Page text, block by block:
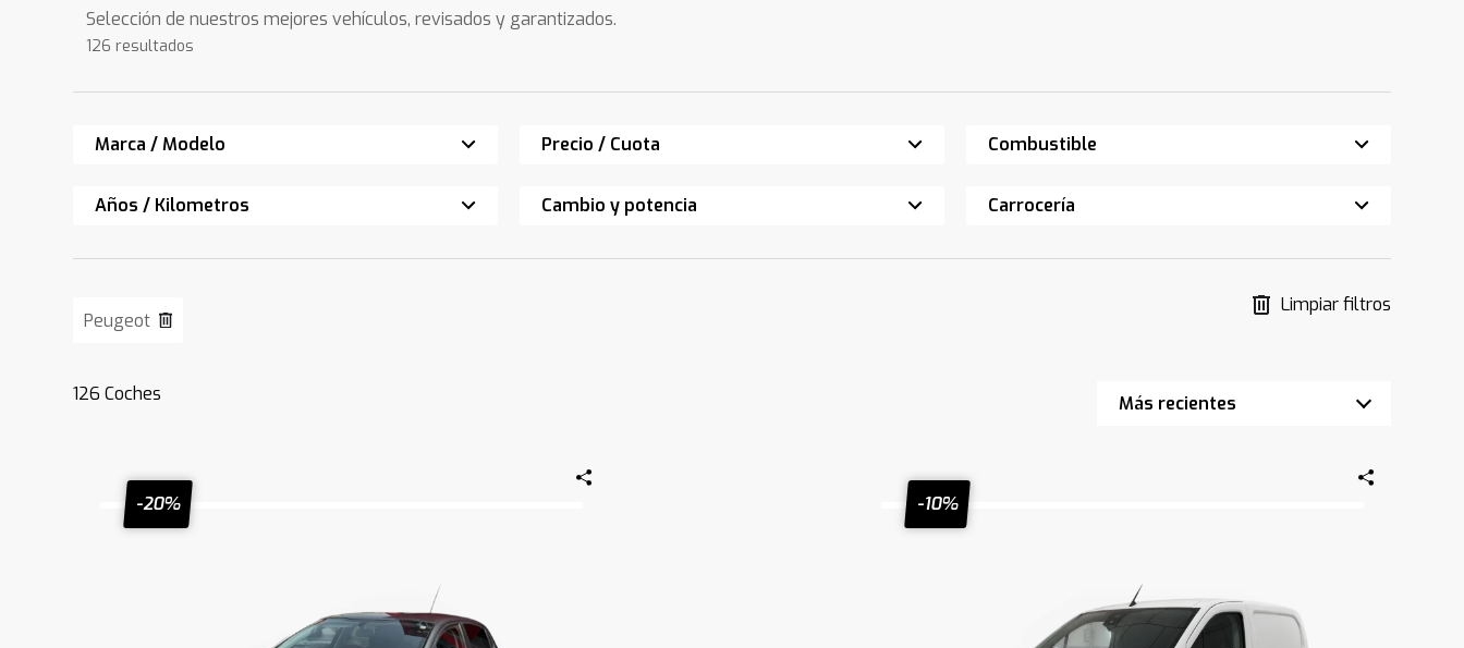
Selección de nuestros mejores vehículos, revisados y garantizados.
126 resultados
Marca / Modelo Precio / Cuota Combustible
Años / Kilometros Cambio y potencia Carrocería
Peugeot
Limpiar filtros
126 Coches
-20% -10%